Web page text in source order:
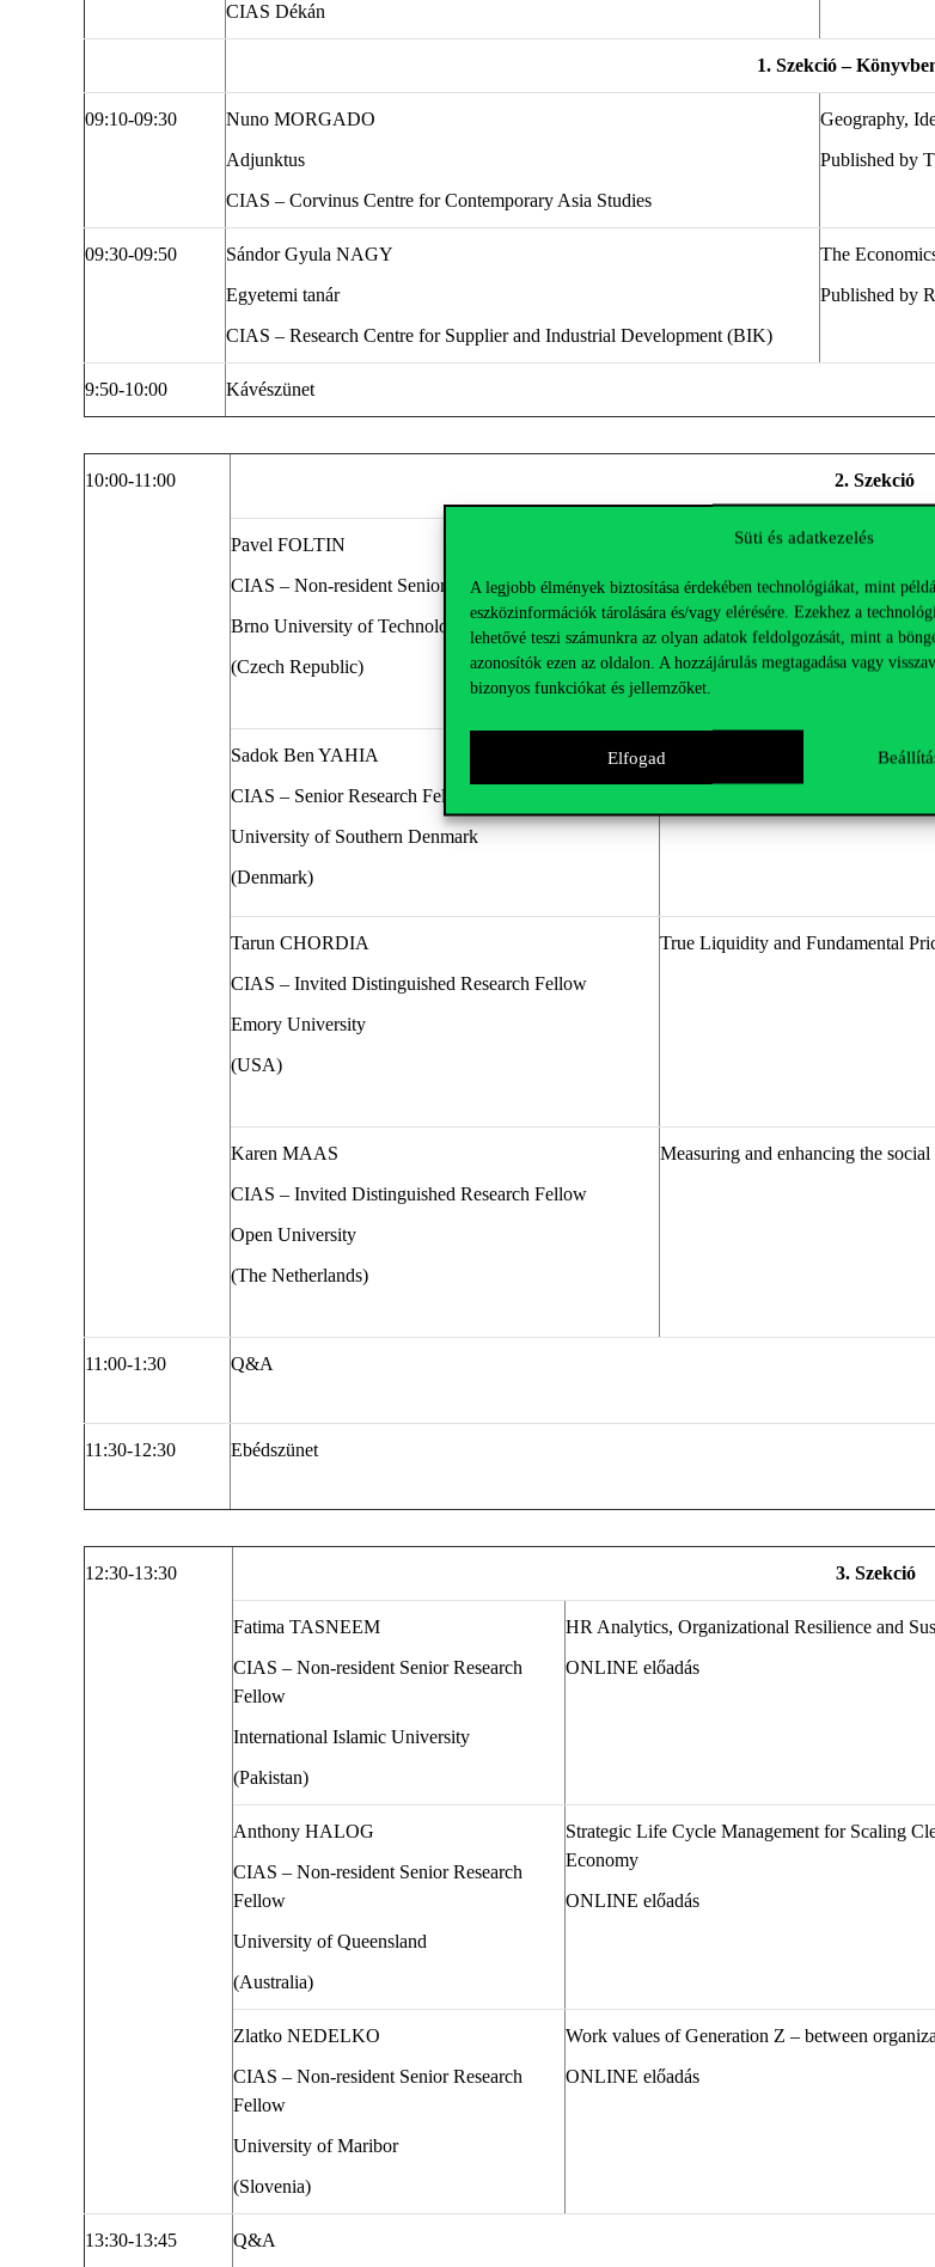
Süti és adatkezelés
A legjobb élmények biztosítása érdekében technológiákat, mint
eszközinformációk tárolására és/vagy elérésére. Ezekhez a
lehetővé teszi számunkra az olyan adatok feldolgozását, mint a
azonosítók ezen az oldalon. A hozzájárulás megtagadása vagy
bizonyos funkciókat és jellemzőket.
Elfogad
CIAS Dékán
1. Szekció –
09:10-09:30
Nuno MORGADO
Adjunktus
CIAS – Corvinus Centre for Contemporary Asia Studies
Geography,
Published by
09:30-09:50
Sándor Gyula NAGY
Egyetemi tanár
CIAS – Research Centre for Supplier and Industrial Development (BIK)
The
Published by
9:50-10:00 Kávészünet
10:00-11:00 2. Szekció
Pavel FOLTIN
CIAS – Non-resident Senior Research Fellow
Brno University of Technology
(Czech Republic)
Security Index as a New
Sadok Ben YAHIA
CIAS – Senior Research Fellow
University of Southern Denmark
(Denmark)
Urban safety in LLM promises
Tarun CHORDIA
CIAS – Invited Distinguished Research Fellow
Emory University
(USA)
True Liquidity and Fundamental
Karen MAAS
CIAS – Invited Distinguished Research Fellow
Open University
(The Netherlands)
Measuring and enhancing the
11:00-1:30 Q&A
11:30-12:30 Ebédszünet
12:30-13:30 3. Szekció
Fatima TASNEEM
CIAS – Non-resident Senior Research
Fellow
International Islamic University
(Pakistan)
HR Analytics, Organizational Resilience and
ONLINE előadás
Anthony HALOG
CIAS – Non-resident Senior Research
Fellow
University of Queensland
(Australia)
Strategic Life Cycle Management for Scaling
Economy
ONLINE előadás
Zlatko NEDELKO
CIAS – Non-resident Senior Research
Fellow
University of Maribor
(Slovenia)
Work values ofGeneration Z – between
ONLINE előadás
13:30-13:45 Q&A